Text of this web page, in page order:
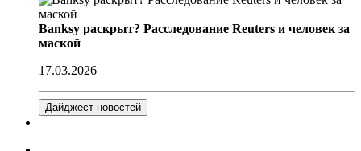
Banksy раскрыт? Расследование Reuters и человек за
маской
17.03.2026
Дайджест новостей